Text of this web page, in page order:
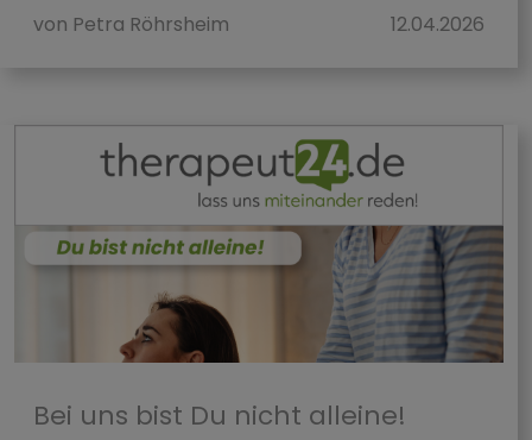
von Petra Röhrsheim 12.04.2026
Bei uns bist Du nicht alleine!